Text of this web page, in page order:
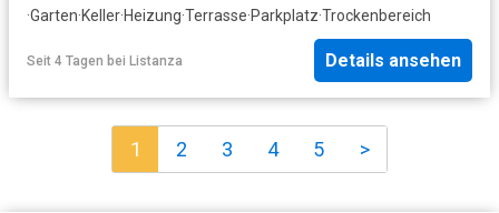
·Garten·Keller·Heizung·Terrasse·Parkplatz·Trockenbereich
Seit 4 Tagen bei Listanza Details ansehen
1 2 3 4 5 >